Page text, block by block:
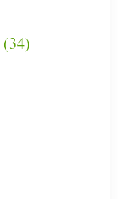
(34)